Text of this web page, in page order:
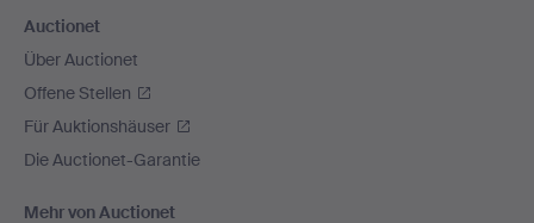
Auctionet
Über Auctionet
Offene Stellen
Für Auktionshäuser
Die Auctionet-Garantie
Mehr von Auctionet